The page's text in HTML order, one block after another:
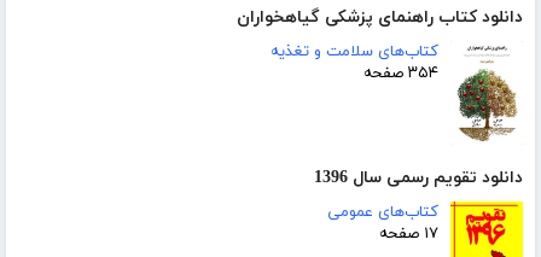
دانلود کتاب راهنمای پزشکی گیاهخواران
کتاب‌های سلامت و تغذیه
۳۵۴ صفحه
دانلود تقویم رسمی سال 1396
کتاب‌های عمومی
۱۷ صفحه